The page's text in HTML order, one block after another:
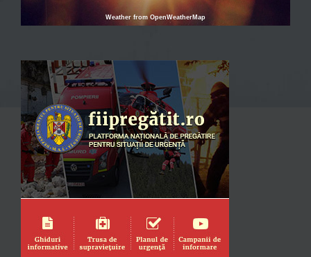
Weather from OpenWeatherMap